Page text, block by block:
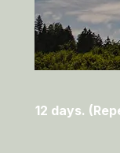
12 days.